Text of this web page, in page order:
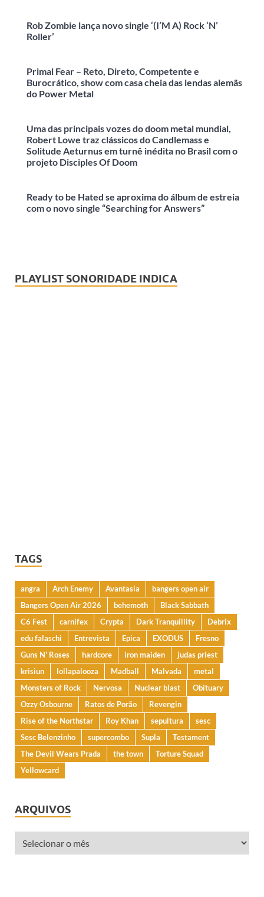
Rob Zombie lança novo single ‘(I’M A) Rock ‘N’
Roller’
Primal Fear – Reto, Direto, Competente e
Burocrático, show com casa cheia das lendas alemãs
do Power Metal
Uma das principais vozes do doom metal mundial,
Robert Lowe traz clássicos do Candlemass e
Solitude Aeturnus em turnê inédita no Brasil com o
projeto Disciples Of Doom
Ready to be Hated se aproxima do álbum de estreia
com o novo single “Searching for Answers”
PLAYLIST SONORIDADE INDICA
TAGS
angra Arch Enemy Avantasia
bangers open air
Bangers Open Air 2026
behemoth
Black Sabbath
C6 Fest
carnifex Crypta Dark Tranquillity
Debrix
edu falaschi
Entrevista Epica EXODUS
Fresno
Guns N' Roses
hardcore iron maiden
judas priest
krisiun
lollapalooza Madball Malvada
metal
Monsters of Rock
Nervosa Nuclear blast
Obituary
Ozzy Osbourne
Ratos de Porão
Revengin
Rise of the Northstar
Roy Khan sepultura
sesc
Sesc Belenzinho
supercombo Supla
Testament
The Devil Wears Prada
the town
Torture Squad
Yellowcard
ARQUIVOS